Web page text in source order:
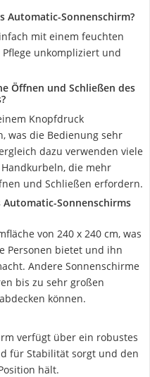
Automatic-Sonnenschirm?
mit einem feuchten
unkompliziert und
Öffnen und Schließen des
Knopfdruck
was die Bedienung sehr
dazu verwenden viele
die mehr
und Schließen erfordern.
Sonnenschirms
von 240 x 240 cm, was
Personen bietet und ihn
Andere Sonnenschirme
bis zu sehr großen
können.
verfügt über ein robustes
für Stabilität sorgt und den
hält.